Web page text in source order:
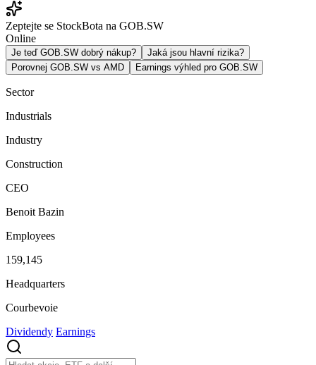
Zeptejte se StockBota na GOB.SW
Online
Je teď GOB.SW dobrý nákup?
Jaká jsou hlavní rizika?
Porovnej GOB.SW vs AMD
Earnings výhled pro GOB.SW
Sector
Industrials
Industry
Construction
CEO
Benoit Bazin
Employees
159,145
Headquarters
Courbevoie
Dividendy Earnings